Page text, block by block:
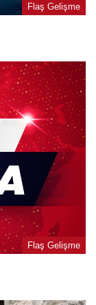
Flaş Gelişme
Flaş Gelişme